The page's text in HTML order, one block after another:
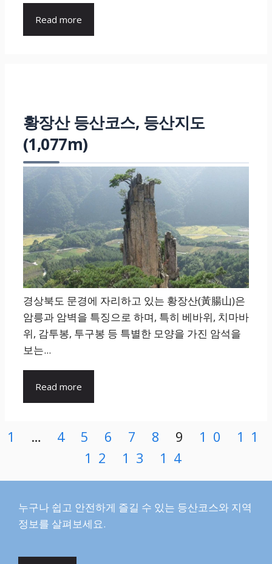
Read more
황장산 등산코스, 등산지도
(1,077m)
경상북도 문경에 자리하고 있는 황장산(黃腸山)은
암릉과 암벽을 특징으로 하며, 특히 베바위, 치마바
위, 감투봉, 투구봉 등 특별한 모양을 가진 암석을
보는...
Read more
1 … 4 5 6 7 8 9 10
11
12
13 14
누구나 쉽고 안전하게 즐길 수 있는 등산코스와 지역
정보를 살펴보세요.